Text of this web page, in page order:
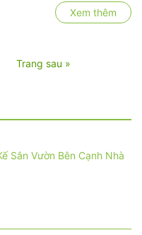
khách và
giúp bạn
gửi tới
sân vườn
xanh cho
nhà
giữ chân
hàng mà
cần phải
Xem thêm
Trang sau »
Sân Vườn Bên Cạnh Nhà